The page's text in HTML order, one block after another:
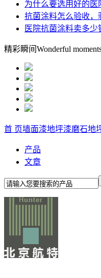
为什么要选用好的医
抗菌涂料怎么验收，
医院抗菌涂料卖多少
精彩瞬间 Wonderful
首 页墙面漆地坪漆磨石地
产品
文章